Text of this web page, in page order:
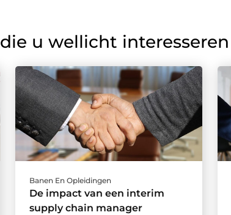
die u wellicht interesseren
Banen En Opleidingen
De impact van een interim
supply chain manager